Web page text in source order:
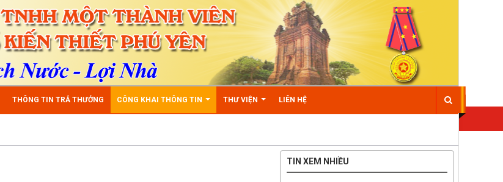
THÔNG TIN TRẢ THƯỞNG CÔNG KHAI THÔNG TIN THƯ VIỆN LIÊN HỆ
TIN XEM NHIỀU